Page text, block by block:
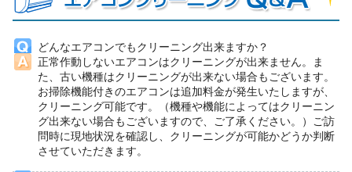
どんなエアコンでもクリーニング出来ますか？
正常作動しないエアコンはクリーニングが出来ません。ま
た、古い機種はクリーニングが出来ない場合もございます。
お掃除機能付きのエアコンは追加料金が発生いたしますが、
クリーニング可能です。（機種や機能によってはクリーニン
グ出来ない場合もございますので、ご了承ください。）ご訪
問時に現地状況を確認し、クリーニングが可能かどうか判断
させていただきます。